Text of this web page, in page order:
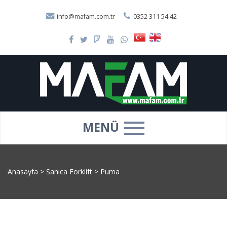
info@mafam.com.tr 0352 311 54 42
MENÜ
Anasayfa > Sanica Forklift > Puma